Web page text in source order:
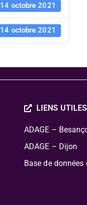
14 octobre 2021
14 octobre 2021
LIENS UTILES
ADAGE –
ADAGE – Dijon
Base de